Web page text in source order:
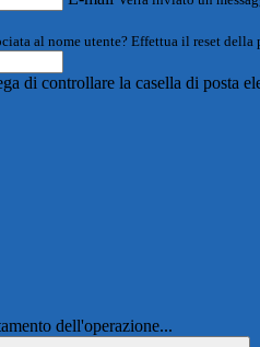
al nome utente? Effettua il reset della
di controllare la casella di posta
dell'operazione...